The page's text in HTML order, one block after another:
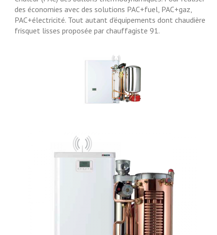
des économies avec des solutions PAC+fuel, PAC+gaz,
PAC+électricité. Tout autant d'équipements dont chaudière
frisquet lisses proposée par chauffagiste 91.